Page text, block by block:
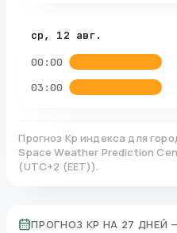
ср, 12 авг.
00:00
03:00
Прогноз Kp индекса для
Space Weather Prediction
(UTC+2 (EET)).
ПРОГНОЗ KP НА 27 ДНЕЙ